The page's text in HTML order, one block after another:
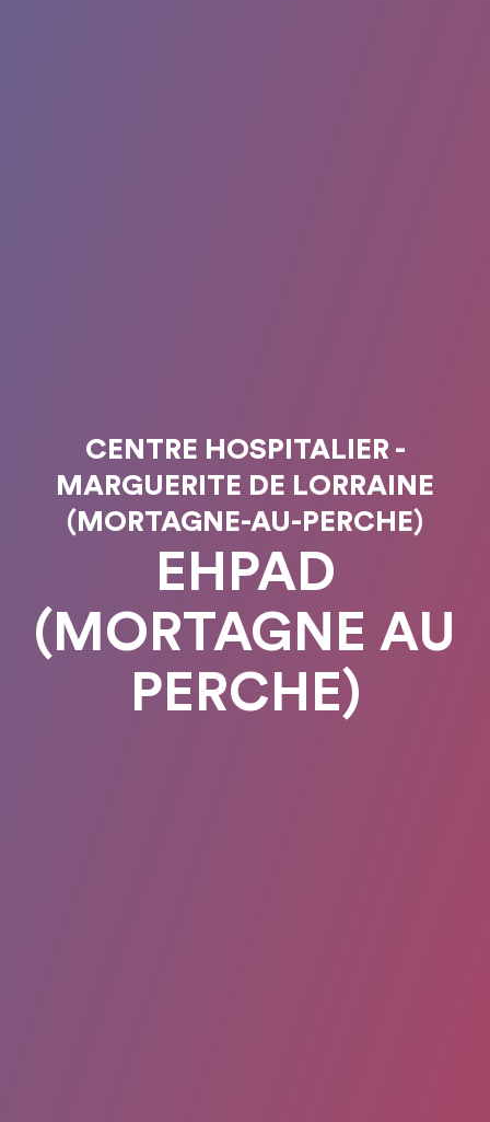
CENTRE HOSPITALIER -
MARGUERITE DE LORRAINE
(MORTAGNE-AU-PERCHE)
EHPAD
(MORTAGNE AU
PERCHE)